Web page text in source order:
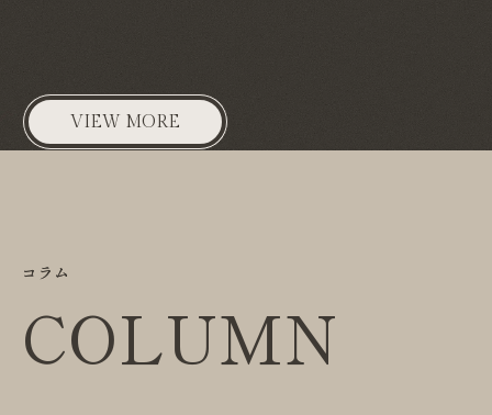
VIEW MORE
コラム
COLUMN